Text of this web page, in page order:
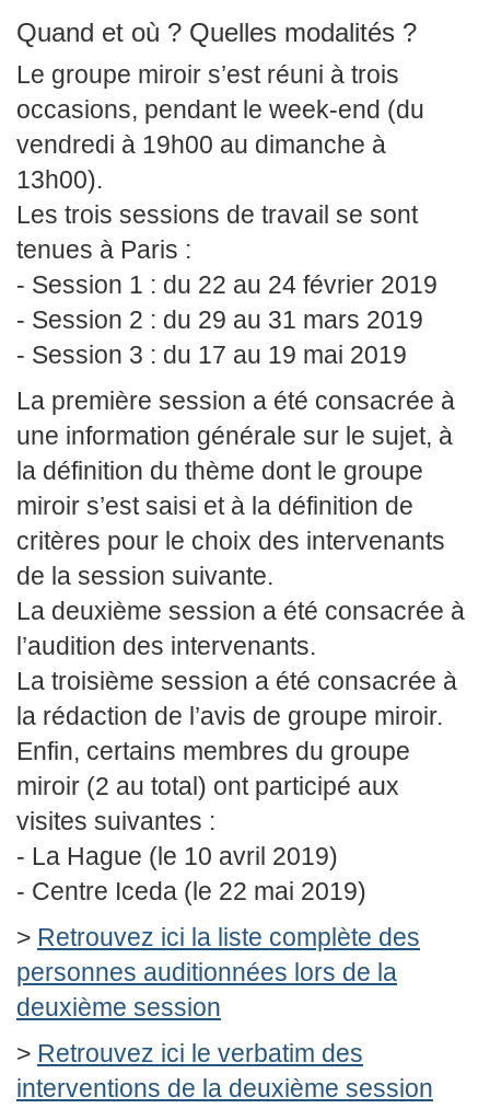
Quand et où ? Quelles modalités ?
Le groupe miroir s’est réuni à trois
occasions, pendant le week-end (du
vendredi à 19h00 au dimanche à
13h00).
Les trois sessions de travail se sont
tenues à Paris :
- Session 1 : du 22 au 24 février 2019
- Session 2 : du 29 au 31 mars 2019
- Session 3 : du 17 au 19 mai 2019
La première session a été consacrée à
une information générale sur le sujet, à
la définition du thème dont le groupe
miroir s’est saisi et à la définition de
critères pour le choix des intervenants
de la session suivante.
La deuxième session a été consacrée à
l’audition des intervenants.
La troisième session a été consacrée à
la rédaction de l’avis de groupe miroir.
Enfin, certains membres du groupe
miroir (2 au total) ont participé aux
visites suivantes :
- La Hague (le 10 avril 2019)
- Centre Iceda (le 22 mai 2019)
> Retrouvez ici la liste complète des
personnes auditionnées lors de la
deuxième session
> Retrouvez ici le verbatim des
interventions de la deuxième session